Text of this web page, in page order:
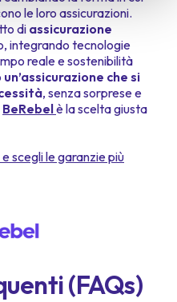
le loro assicurazioni.
di assicurazione
integrando tecnologie
reale e sostenibilità
un’assicurazione che si
, senza sorprese e
BeRebelè la scelta giusta
scegli le garanzie più
(FAQs)